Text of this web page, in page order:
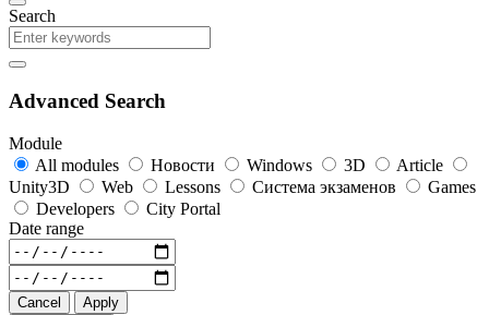
Search
Advanced Search
Module
All modules
Новости Windows 3D
Article
Unity3D
Web Lessons Система экзаменов
Games
Developers
City Portal
Date range
Cancel
Apply